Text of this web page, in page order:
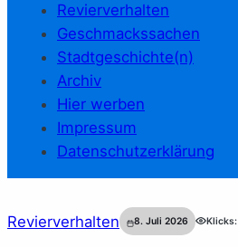
Revierverhalten
Geschmackssachen
Stadtgeschichte(n)
Archiv
Hier werben
Impressum
Datenschutzerklärung
Revierverhalten 8. Juli 2026 Klicks: